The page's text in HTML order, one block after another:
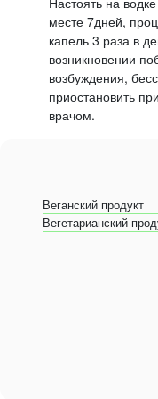
месте 7дней,
капель 3 раза в
возникновении
возбуждения,
приостановить
врачом.
Веганский продукт
Вегетарианский